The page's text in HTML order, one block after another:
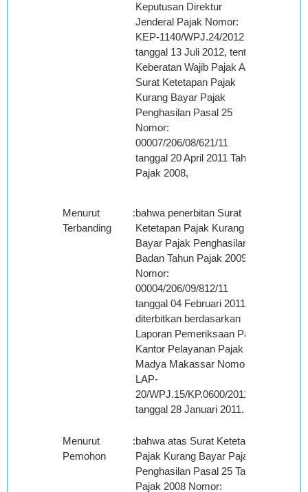
Keputusan Direktur
Jenderal Pajak Nomor:
KEP-1140/WPJ.24/2012
tanggal 13 Juli 2012, tentang
Keberatan Wajib Pajak Atas
Surat Ketetapan Pajak
Kurang Bayar Pajak
Penghasilan Pasal 25
Nomor:
00007/206/08/621/11
tanggal 20 April 2011 Tahun
Pajak 2008,
Menurut
Terbanding
:bahwa penerbitan Surat
Ketetapan Pajak Kurang
Bayar Pajak Penghasilan
Badan Tahun Pajak 2009
Nomor:
00004/206/09/812/11
tanggal 04 Februari 2011
diterbitkan berdasarkan
Laporan Pemeriksaan Pajak
Kantor Pelayanan Pajak
Madya Makassar Nomor :
LAP-
20/WPJ.15/KP.0600/2011
tanggal 28 Januari 2011.
Menurut
Pemohon
:bahwa atas Surat Ketetapan
Pajak Kurang Bayar Pajak
Penghasilan Pasal 25 Tahun
Pajak 2008 Nomor: